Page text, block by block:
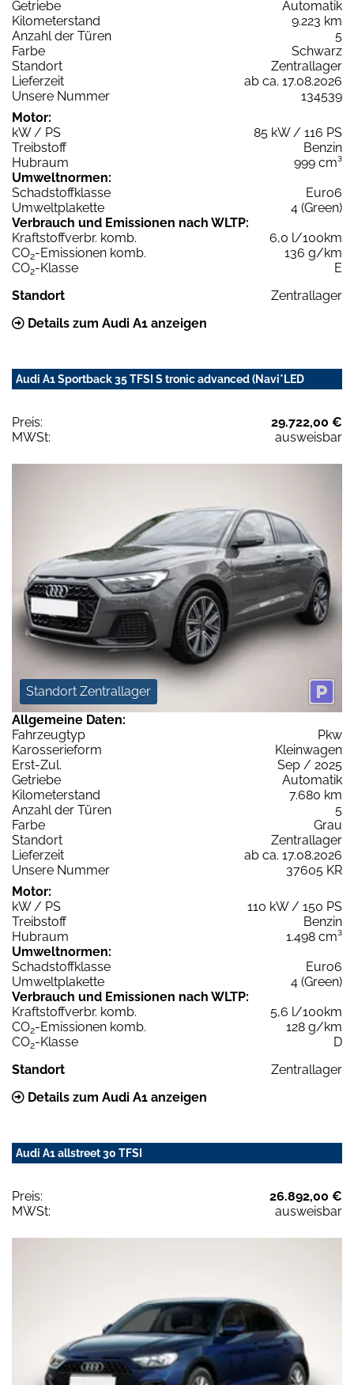
Getriebe
Automatik
Kilometerstand
9.223 km
Anzahl der Türen
5
Farbe
Schwarz
Standort
Zentrallager
Lieferzeit
ab ca. 17.08.2026
Unsere Nummer
134539
Motor:
kW / PS
85 kW / 116 PS
Treibstoff
Benzin
Hubraum
999 cm³
Umweltnormen:
Schadstoffklasse
Euro6
Umweltplakette
4 (Green)
Verbrauch und Emissionen nach WLTP:
Kraftstoffverbr. komb.
6,0 l/100km
CO2-Emissionen komb.
136 g/km
CO2-Klasse
E
Standort
Zentrallager
Details zum Audi A1 anzeigen
Audi A1 Sportback 35 TFSI S tronic advanced (Navi*LED
Preis:
29.722,00 €
MWSt:
ausweisbar
Standort Zentrallager
Allgemeine Daten:
Fahrzeugtyp
Pkw
Karosserieform
Kleinwagen
Erst-Zul.
Sep / 2025
Getriebe
Automatik
Kilometerstand
7.680 km
Anzahl der Türen
5
Farbe
Grau
Standort
Zentrallager
Lieferzeit
ab ca. 17.08.2026
Unsere Nummer
37605 KR
Motor:
kW / PS
110 kW / 150 PS
Treibstoff
Benzin
Hubraum
1.498 cm³
Umweltnormen:
Schadstoffklasse
Euro6
Umweltplakette
4 (Green)
Verbrauch und Emissionen nach WLTP:
Kraftstoffverbr. komb.
5,6 l/100km
CO2-Emissionen komb.
128 g/km
CO2-Klasse
D
Standort
Zentrallager
Details zum Audi A1 anzeigen
Audi A1 allstreet 30 TFSI
Preis:
26.892,00 €
MWSt:
ausweisbar